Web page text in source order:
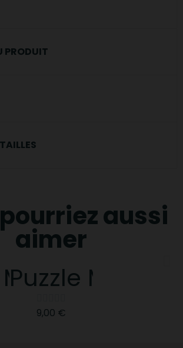
PRODUIT
aussi
aimer
MOMO 4
Puzzle MIMI 4
9,00 €